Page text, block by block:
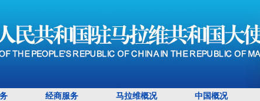
经商服务 马拉维概况 中国概况